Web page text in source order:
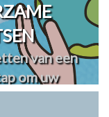
van een
om uw
en